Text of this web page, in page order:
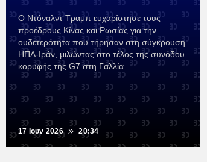
Ο Ντόναλντ Τραμπ ευχαρίστησε τους
προέδρους Κίνας και Ρωσίας για την
ουδετερότητα που τήρησαν στη σύγκρουση
ΗΠΑ-Ιράν, μιλώντας στο τέλος της συνόδου
κορυφής της G7 στη Γαλλία.
17 Ιουν 2026 20:34